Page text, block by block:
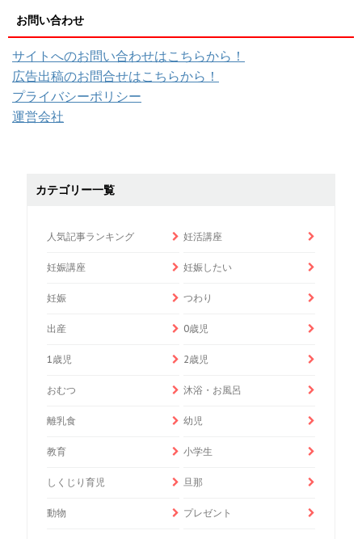
お問い合わせ
サイトへのお問い合わせはこちらから！
広告出稿のお問合せはこちらから！
プライバシーポリシー
運営会社
カテゴリー一覧
人気記事ランキング 妊活講座
妊娠講座 妊娠したい
妊娠 つわり
出産 0歳児
1歳児 2歳児
おむつ 沐浴・お風呂
離乳食 幼児
教育 小学生
しくじり育児 旦那
動物 プレゼント